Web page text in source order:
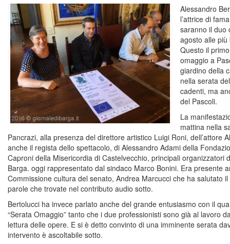
Alessandro
l’attrice di
saranno il duo
agosto alle più
Questo il
omaggio a
giardino della
nella serata
cadenti, ma
del Pascoli.
La
mattina nella
Pancrazi, alla presenza del direttore artistico Luigi Roni, dell’attore
anche il regista dello spettacolo, di Alessandro Adami della
Caproni della Misericordia di Castelvecchio, principali organizzatori
Barga. oggi rappresentato dal sindaco Marco Bonini. Era presente
Commissione cultura del senato, Andrea Marcucci che ha salutato
parole che trovate nel contributo audio sotto.
Bertolucci ha invece parlato anche del grande entusiasmo con il
“Serata Omaggio” tanto che i due professionisti sono già al lavoro
lettura delle opere. E si è detto convinto di una imminente serata
intervento è ascoltabile sotto.